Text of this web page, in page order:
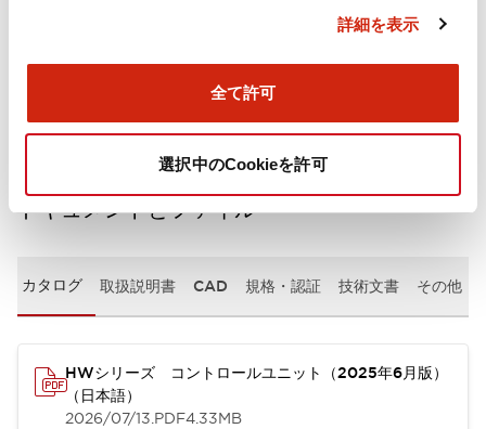
詳細を表示
全て許可
選択中のCookieを許可
ドキュメントとファイル
カタログ 取扱説明書 CAD 規格・認証 技術文書 その他
HWシリーズ コントロールユニット（2025年6月版）
（日本語）
2026/07/13.PDF4.33MB